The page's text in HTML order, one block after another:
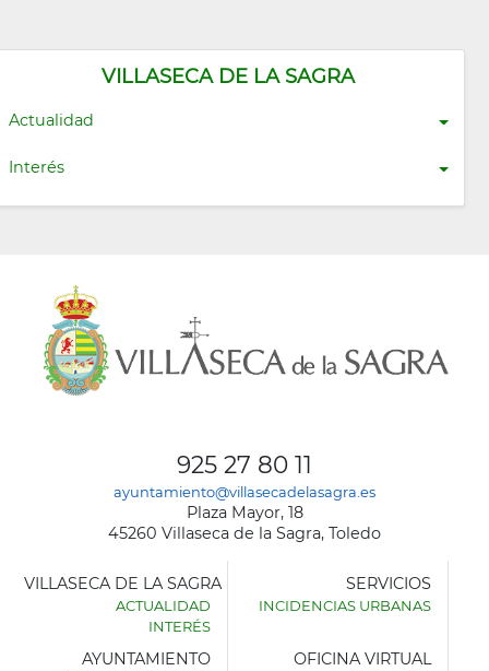
VILLASECA DE LA SAGRA
Actualidad
Interés
925 27 80 11
ayuntamiento@villasecadelasagra.es
Plaza Mayor, 18
45260 Villaseca de la Sagra, Toledo
VILLASECA DE LA SAGRA
ACTUALIDAD
INTERÉS
SERVICIOS
INCIDENCIAS URBANAS
AYUNTAMIENTO OFICINA VIRTUAL